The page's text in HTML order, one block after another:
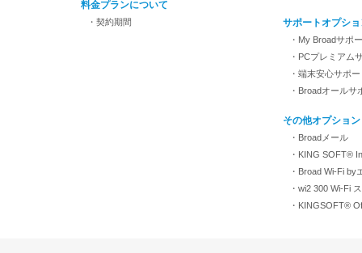
料金プランについて
・契約期間 サポートオプシ
・My Broadサポ
・PCプレミアム
・端末安心サポ
・Broadオールサ
その他オプション
・Broadメール
・KING SOFT®
・Broad Wi-Fi by
・wi2 300 Wi-Fi
・KINGSOFT®